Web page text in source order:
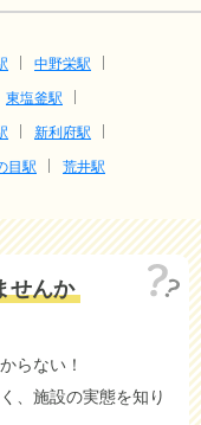
中野栄駅
東塩釜駅
新利府駅
目駅 荒井駅
せんか
らない！
、施設の実態を知り